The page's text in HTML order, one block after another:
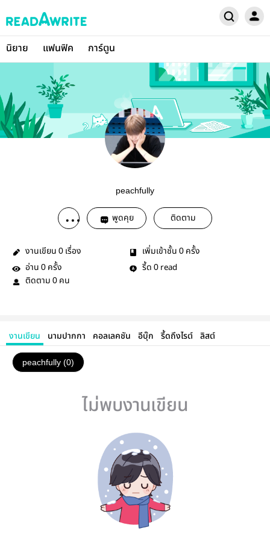
นิยาย แฟนฟิค การ์ตูน
peachfully
พูดคุย ติดตาม
งานเขียน 0 เรื่อง เพิ่มเข้าชั้น 0 ครั้ง
อ่าน 0 ครั้ง รี้ด 0 read
ติดตาม 0 คน
งานเขียน นามปากกา คอลเลคชัน อีบุ๊ก รี้ดถึงไรต์ ลิสต์
peachfully (0)
ไม่พบงานเขียน